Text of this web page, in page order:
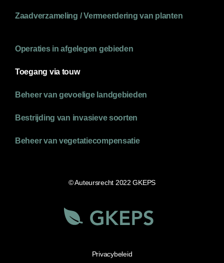
Zaadverzameling / Vermeerdering van planten
Operaties in afgelegen gebieden
Toegang via touw
Beheer van gevoelige landgebieden
Bestrijding van invasieve soorten
Beheer van vegetatiecompensatie
© Auteursrecht 2022 GKEPS
Privacybeleid